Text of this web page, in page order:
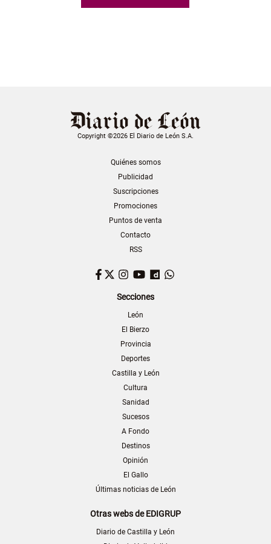
Copyright ©2026 El Diario de León S.A.
Quiénes somos
Publicidad
Suscripciones
Promociones
Puntos de venta
Contacto
RSS
Facebook
TwitterInstagram
YouTubeDailymotion
Secciones
León
El Bierzo
Provincia
Deportes
Castilla y León
Cultura
Sanidad
Sucesos
A Fondo
Destinos
Opinión
El Gallo
Últimas noticias de León
Otras webs de EDIGRUP
Diario de Castilla y León